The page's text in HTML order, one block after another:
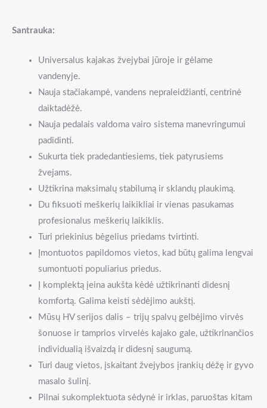
Santrauka:
Universalus kajakas žvejybai jūroje ir gėlame
vandenyje.
Nauja stačiakampė, vandens nepraleidžianti, centrinė
daiktadėžė.
Nauja pedalais valdoma vairo sistema manevringumui
padidinti.
Sukurta tiek pradedantiesiems, tiek patyrusiems
žvejams.
Užtikrina maksimalų stabilumą ir sklandų plaukimą.
Du fiksuoti meškerių laikikliai ir vienas pasukamas
profesionalus meškerių laikiklis.
Turi priekinius bėgelius priedams tvirtinti.
Įmontuotos papildomos vietos, kad būtų galima lengvai
sumontuoti populiarius priedus.
Į komplektą įeina aukšta kėdė užtikrinanti didesnį
komfortą. Galima keisti sėdėjimo aukštį.
Mūsų HV serijos dalis – trijų spalvų gelbėjimo virvės
šonuose ir tamprios virvelės kajako gale, užtikrinančios
individualią išvaizdą ir didesnį saugumą.
Turi daug vietos, įskaitant žvejybos įrankių dėžę ir gyvo
masalo šulinį.
Pilnai sukomplektuota sėdynė ir irklas, paruoštas kitam